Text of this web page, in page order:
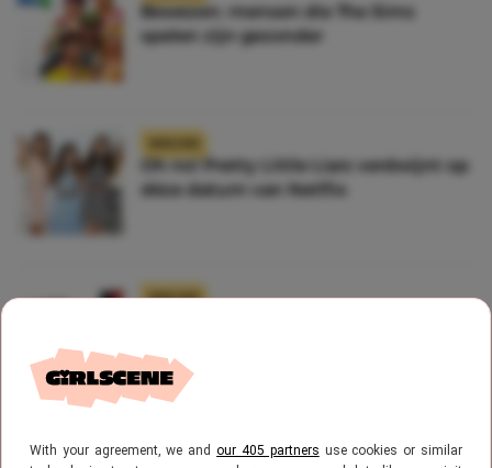
With your agreement, we andour 405 partners use cookies or similar
Bewezen: mensen die The Sims
spelen zijn gezonder
Oh no! Pretty Little Liars verdwijnt op
déze datum van Netflix
NIEUWS
Venco Schoolkrijt-ijsjes
NIEUWS